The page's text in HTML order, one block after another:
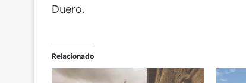
Duero.
Relacionado